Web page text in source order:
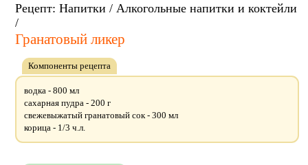
Рецепт: Напитки / Алкогольные напитки и коктейли
/
Гранатовый ликер
Компоненты рецепта
водка - 800 мл
сахарная пудра - 200 г
свежевыжатый гранатовый сок - 300 мл
корица - 1/3 ч.л.